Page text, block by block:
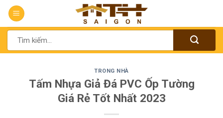
Chuyển
đến
nộiTìm
kiếm:
TRONG NHÀ
Tấm Nhựa Giả Đá PVC Ốp Tường
Giá Rẻ Tốt Nhất 2023